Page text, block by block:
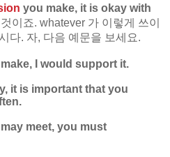
you make, it is okay with
이죠. whatever 가 이렇게 쓰이
다. 자, 다음 예문을 보세요.
I would support it.
it is important that you
meet, you must